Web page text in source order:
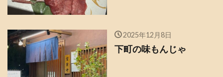
2025年12月8日
下町の味もんじゃ